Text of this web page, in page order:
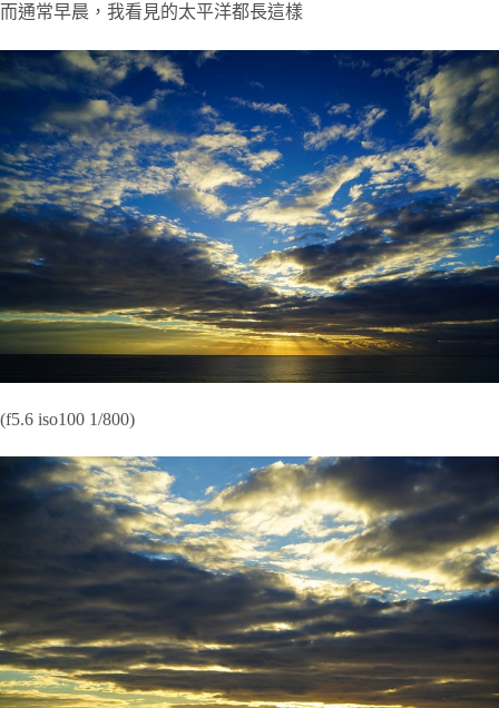
而通常早晨，我看見的太平洋都長這樣
(f5.6 iso100 1/800)